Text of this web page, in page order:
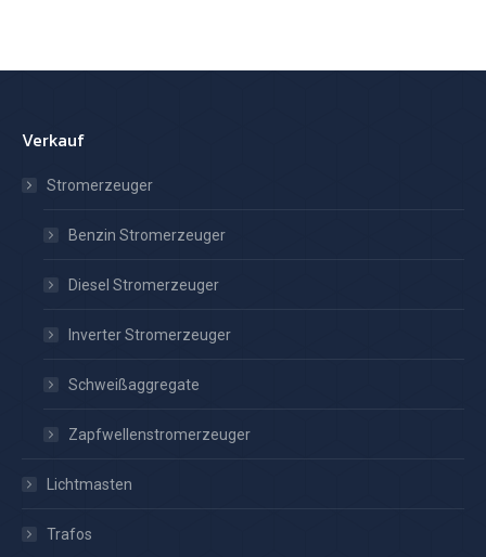
Verkauf
Stromerzeuger
Benzin Stromerzeuger
Diesel Stromerzeuger
Inverter Stromerzeuger
Schweißaggregate
Zapfwellenstromerzeuger
Lichtmasten
Trafos